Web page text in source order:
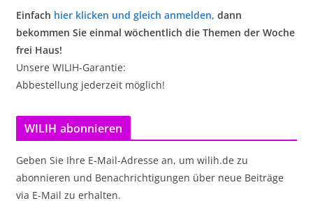
Einfach hier klicken und gleich anmelden, dann
bekommen Sie einmal wöchentlich die Themen der Woche
frei Haus!
Unsere WILIH-Garantie:
Abbestellung jederzeit möglich!
WILIH abonnieren
Geben Sie Ihre E-Mail-Adresse an, um wilih.de zu
abonnieren und Benachrichtigungen über neue Beiträge
via E-Mail zu erhalten.